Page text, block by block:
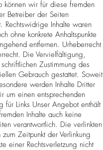
können wir für diese fremden
Betreiber der Seiten
Rechtswidrige Inhalte waren
ohne konkrete Anhaltspunkte
entfernen. Urheberrecht
Die Vervielfältigung,
Zustimmung des
Gebrauch gestattet. Soweit
werden Inhalte Dritter
um einen entsprechenden
Links Unser Angebot enthält
Inhalte auch keine
verantwortlich. Die verlinkten
Zeitpunkt der Verlinkung
einer Rechtsverletzung nicht